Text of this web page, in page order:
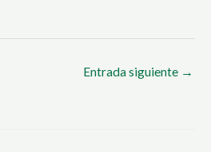
Entrada siguiente →